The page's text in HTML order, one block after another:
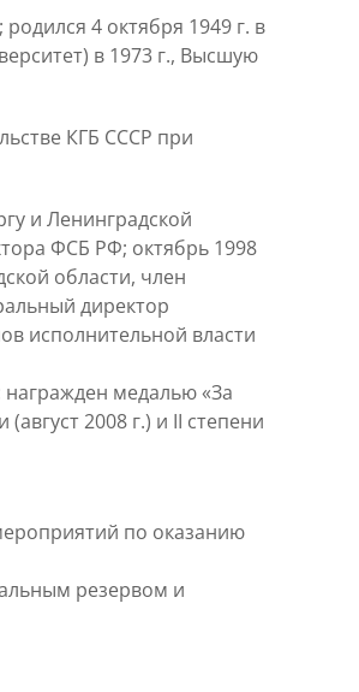
4 октября 1949 г. в
в 1973 г., Высшую
КГБ СССР при
и Ленинградской
ФСБ РФ; октябрь 1998
области, член
директор
исполнительной власти
награжден медалью «За
2008 г.) и II степени
по оказанию
резервом и